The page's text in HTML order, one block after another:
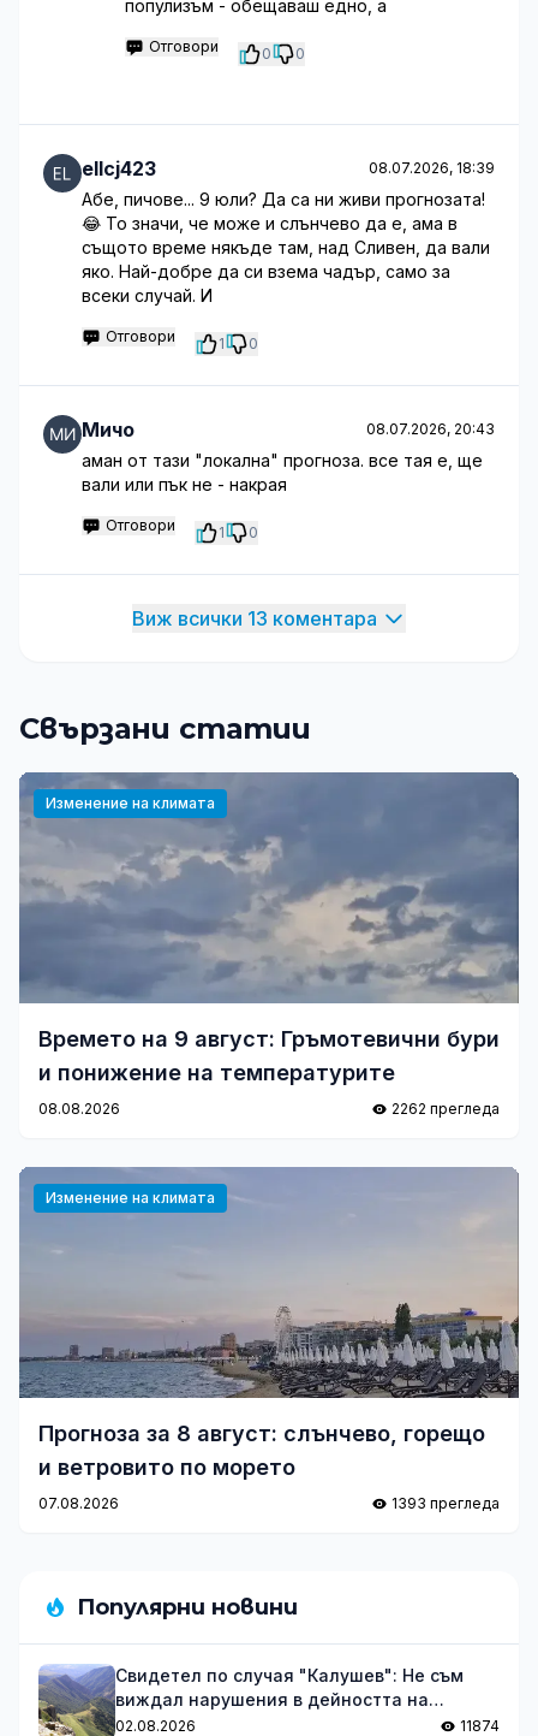
популизъм - обещаваш едно, а
Отговори 0 0
ellcj423 08.07.2026, 18:39
Абе, пичове... 9 юли? Да са ни живи прогнозата!
😂 То значи, че може и слънчево да е, ама в
същото време някъде там, над Сливен, да вали
яко. Най-добре да си взема чадър, само за
всеки случай. И
Отговори 1 0
Мичо 08.07.2026, 20:43
аман от тази "локална" прогноза. все тая е, ще
вали или пък не - накрая
Отговори 1 0
Виж всички 13 коментара
Свързани статии
Изменение на климата
Времето на 9 август: Гръмотевични бури
и понижение на температурите
08.08.2026 2262 прегледа
Изменение на климата
Прогноза за 8 август: слънчево, горещо
и ветровито по морето
07.08.2026 1393 прегледа
Популярни новини
Свидетел по случая "Калушев": Не съм
виждал нарушения в дейността на
групата
02.08.2026 11874